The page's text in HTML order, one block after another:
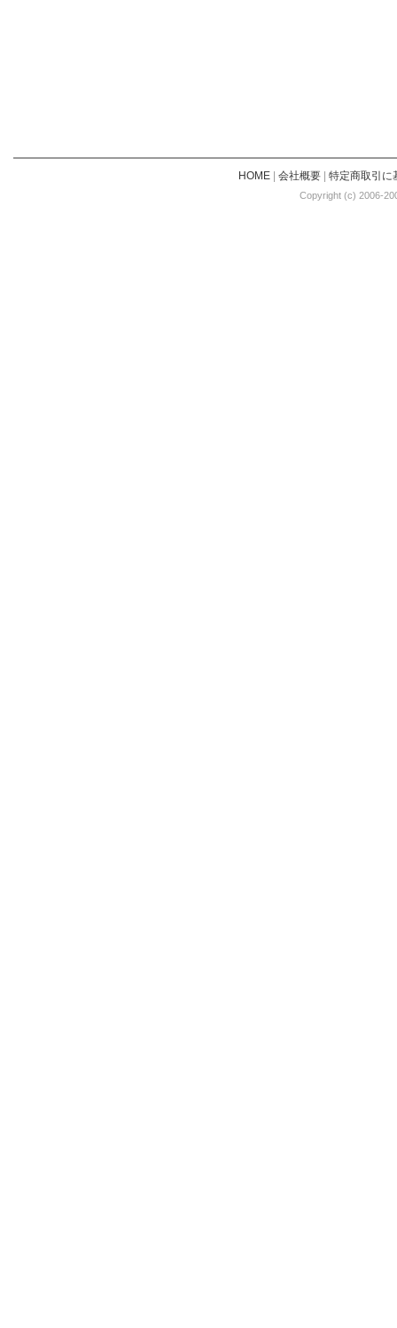
HOME| 会社概要| 特定商取引に
Copyright (c) 2006-